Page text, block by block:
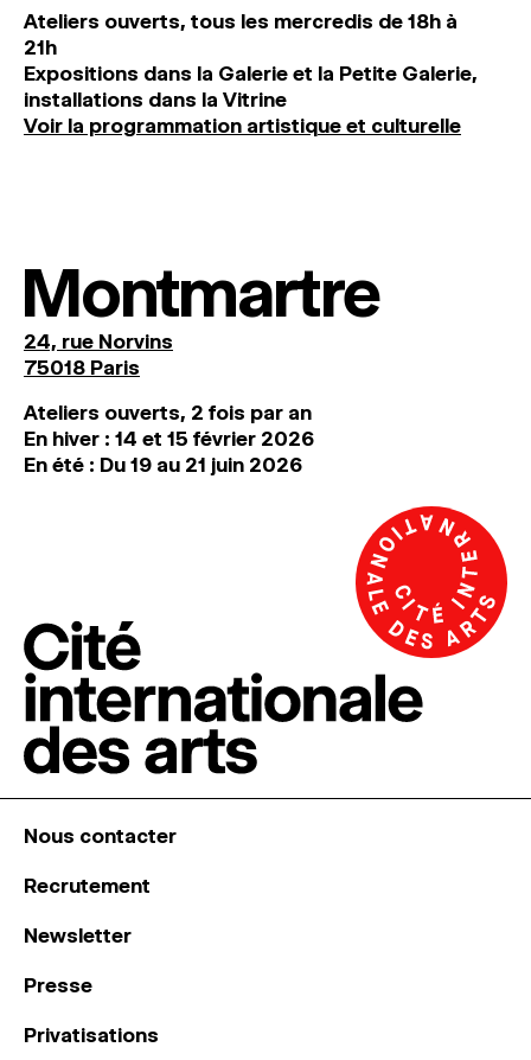
Ateliers ouverts, tous les mercredis de 18h à
21h
Expositions dans la Galerie et la Petite Galerie,
installations dans la Vitrine
Voir la programmation artistique et culturelle
Montmartre
24, rue Norvins
75018 Paris
Ateliers ouverts, 2 fois par an
En hiver : 14 et 15 février 2026
En été : Du 19 au 21 juin 2026
Nous contacter
Recrutement
Newsletter
Presse
Privatisations